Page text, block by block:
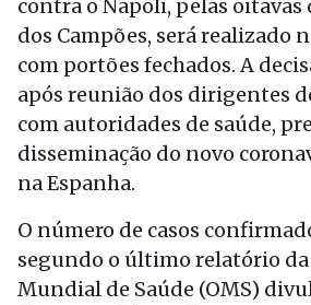
contra o Napoli, pelas oitavas
dos Campões, será realizado
com portões fechados. A
após reunião dos dirigentes
com autoridades de saúde,
disseminação do novo
na Espanha.
O número de casos
segundo o último relatório
Mundial de Saúde (OMS)